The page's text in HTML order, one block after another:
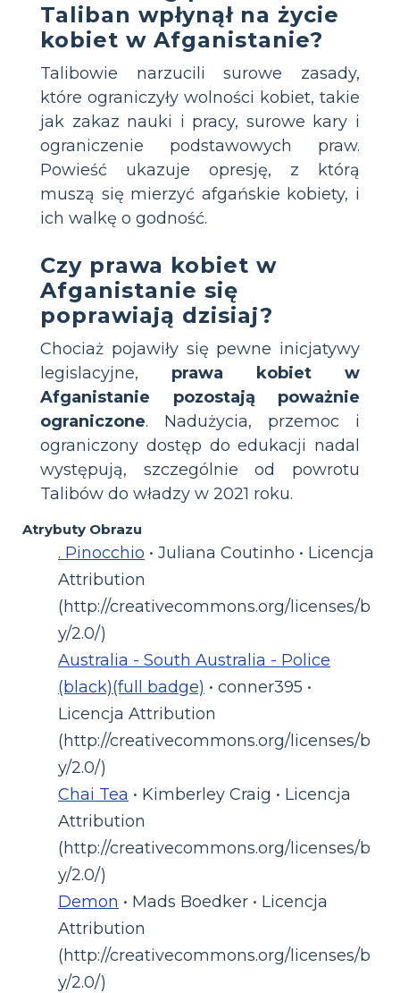
Taliban wpłynął na życie
kobiet w Afganistanie?
Talibowie narzucili surowe zasady,
które ograniczyły wolności kobiet, takie
jak zakaz nauki i pracy, surowe kary i
ograniczenie podstawowych praw.
Powieść ukazuje opresję, z którą
muszą się mierzyć afgańskie kobiety, i
ich walkę o godność.
Czy prawa kobiet w
Afganistanie się
poprawiają dzisiaj?
Chociaż pojawiły się pewne inicjatywy
legislacyjne, prawa kobiet w
Afganistanie pozostają poważnie
ograniczone. Nadużycia, przemoc i
ograniczony dostęp do edukacji nadal
występują, szczególnie od powrotu
Talibów do władzy w 2021 roku.
Atrybuty Obrazu
. Pinocchio • Juliana Coutinho • Licencja
Attribution
(http://creativecommons.org/licenses/b
y/2.0/)
Australia - South Australia - Police
(black)(full badge) • conner395 •
Licencja Attribution
(http://creativecommons.org/licenses/b
y/2.0/)
Chai Tea • Kimberley Craig • Licencja
Attribution
(http://creativecommons.org/licenses/b
y/2.0/)
Demon • Mads Boedker • Licencja
Attribution
(http://creativecommons.org/licenses/b
y/2.0/)